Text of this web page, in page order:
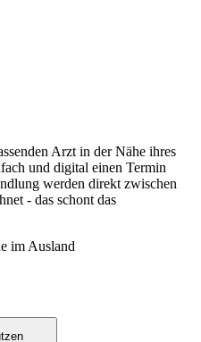
Arzt in der Nähe ihres
und digital einen Termin
werden direkt zwischen
- das schont das
im Ausland